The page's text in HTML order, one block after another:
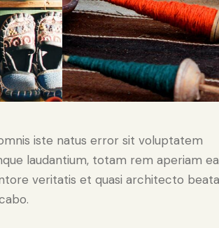
iste natus error sit voluptatem
laudantium, totam rem aperiam
veritatis et quasi architecto